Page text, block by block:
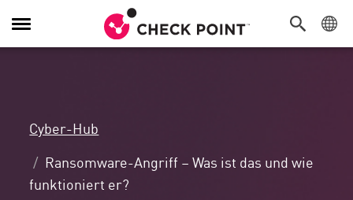
Navigation
umschalten
Cyber-Hub
Ransomware-Angriff – Was ist das und wie
funktioniert er?